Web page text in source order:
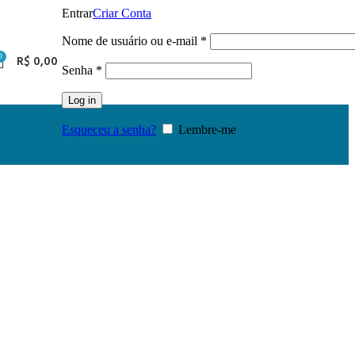
R$ 0,00
EntrarCriar Conta
Nome de usuário ou e-mail *
Senha *
Log in
Esqueceu a senha? Lembre-me